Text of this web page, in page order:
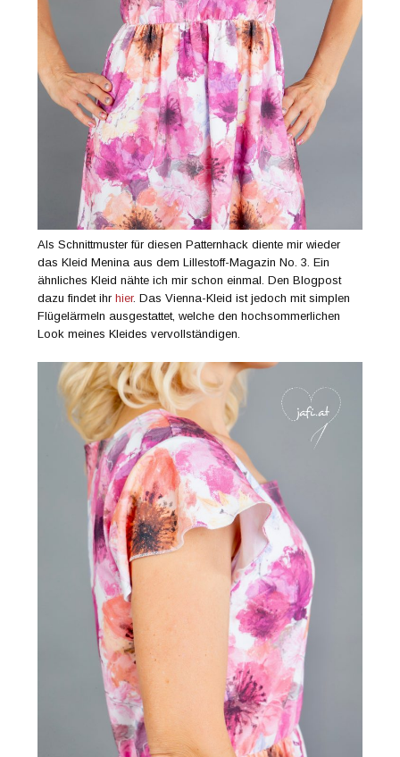
Als Schnittmuster für diesen Patternhack diente mir wieder
das Kleid Menina aus dem Lillestoff-Magazin No. 3. Ein
ähnliches Kleid nähte ich mir schon einmal. Den Blogpost
dazu findet ihrhier. Das Vienna-Kleid ist jedoch mit simplen
Flügelärmeln ausgestattet, welche den hochsommerlichen
Look meines Kleides vervollständigen.